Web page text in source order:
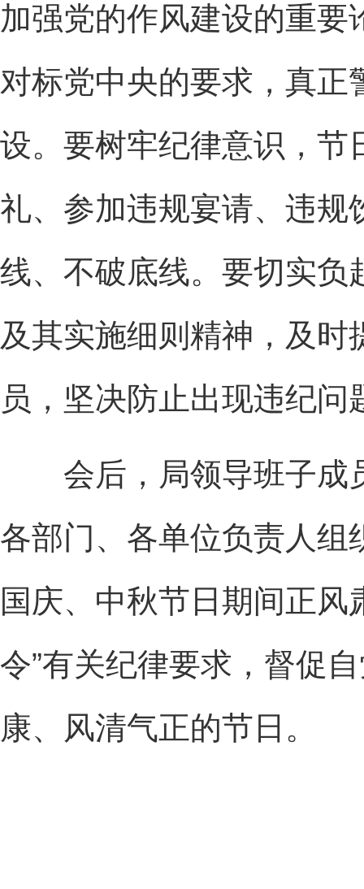
加强党的作风建设的重
对标党中央的要求，真
设。要树牢纪律意识，节
礼、参加违规宴请、违规
线、不破底线。要切实负
及其实施细则精神，及
员，坚决防止出现违纪问
会后，局领导班子成
各部门、各单位负责人组
国庆、中秋节日期间正风
令”有关纪律要求，督促
康、风清气正的节日。